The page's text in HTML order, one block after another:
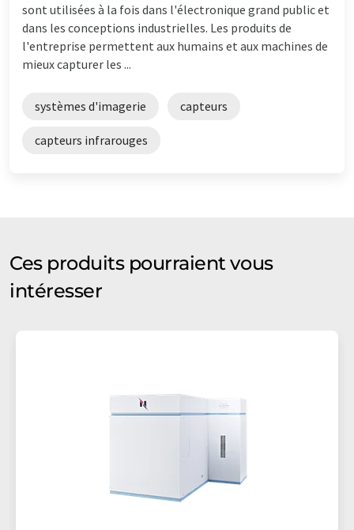
sont utilisées à la fois dans l'électronique grand public et
dans les conceptions industrielles. Les produits de
l'entreprise permettent aux humains et aux machines de
mieux capturer les ...
systèmes d'imagerie capteurs
capteurs infrarouges
Ces produits pourraient vous
intéresser